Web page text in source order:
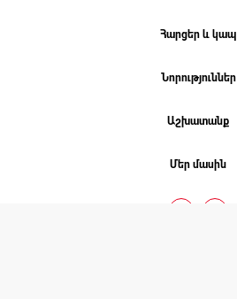
Հարցեր և կապ
Նորություններ
Աշխատանք
Մեր մասին